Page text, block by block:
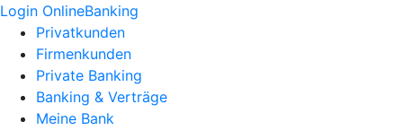
Login OnlineBanking
Privatkunden
Firmenkunden
Private Banking
Banking & Verträge
Meine Bank